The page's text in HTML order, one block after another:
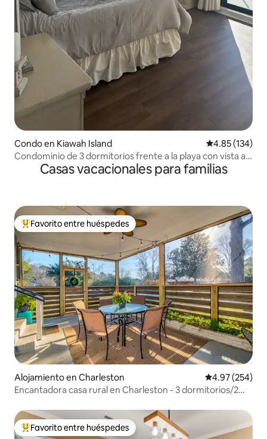
Condo en Kiawah Island Calificación
4.85 (134)
Condominio de 3 dormitorios frente a la playa con vista al
Casas vacacionales para familias
Favorito entre huéspedes preferido
Favorito entre huéspedes
Alojamiento en Charleston Calificación
4.97 (254)
Encantadora casa rural en Charleston - 3 dormitorios/2
Favorito entre huéspedes preferido
Favorito entre huéspedes